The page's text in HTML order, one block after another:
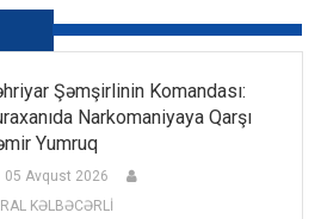
Şəmşirlinin Komandası:
Narkomaniyaya Qarşı
Yumruq
05 Avqust 2026
KƏLBƏCƏRLİ